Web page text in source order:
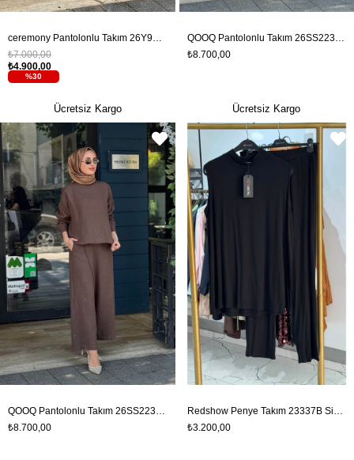
%30
₺4.900,00
₺7.000,00
Ücretsiz Kargo
QOOQ Pantolonlu Takım 26SS223T Bej
₺8.700,00
Ücretsiz Kargo
₺8.700,00
₺3.200,00